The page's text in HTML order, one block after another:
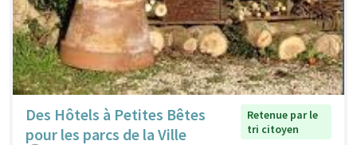
Des Hôtels à Petites Bêtes
pour les parcs de la Ville
Retenue par le
tri citoyen